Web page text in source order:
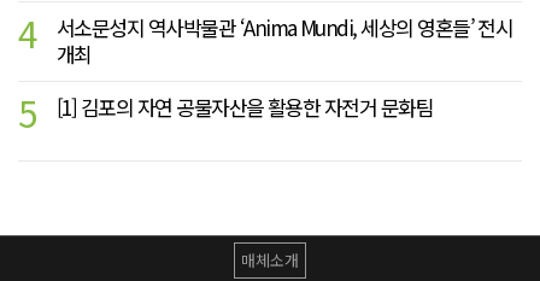
4
서소문성지 역사박물관 ‘Anima Mundi, 세상의 영혼들’ 전시
개최
5 [1] 김포의 자연 공물자산을 활용한 자전거 문화팀
매체소개